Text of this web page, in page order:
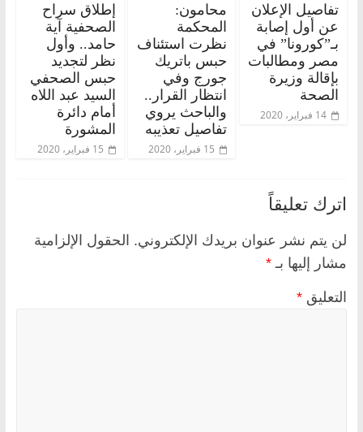
تفاصيل الإعلان
عن أول إصابة
بـ”كورونا” في
مصر ومطالبات
بإقالة وزيرة
الصحة
14 فبراير، 2020
محامون:
المحكمة
نظرت استئناف
حبس باتريك
جورج وفي
انتظار القرار..
والباحث يروي
تفاصيل تعذيبه
15 فبراير، 2020
إطلاق سراح
الصحفية آية
حامد.. وأول
نظر لتجديد
حبس الصحفي
السيد عبد اللاه
أمام دائرة
المشورة
15 فبراير، 2020
اترك تعليقاً
لن يتم نشر عنوان بريدك الإلكتروني. الحقول الإلزامية
مشار إليها بـ *
التعليق *